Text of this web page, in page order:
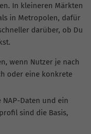
In kleineren Märkten
in Metropolen, dafür
darüber, ob Du
wenn Nutzer je nach
oder eine konkrete
Daten und ein
sind die Basis,